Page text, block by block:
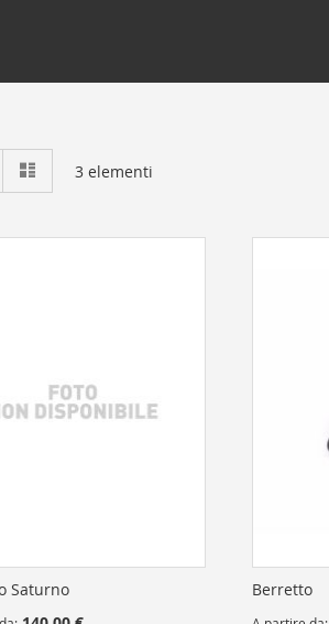
Mostra
come
Griglia 3 elementi
Saturno Berretto